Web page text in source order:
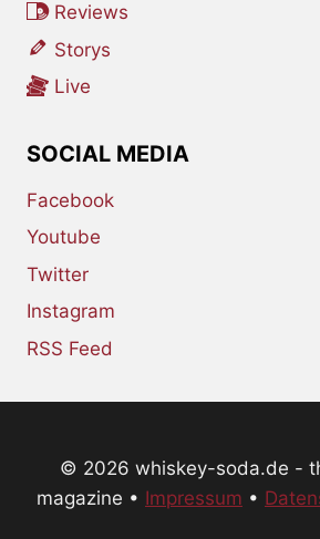
Reviews
Storys
Live
SOCIAL MEDIA
Facebook
Youtube
Twitter
Instagram
RSS Feed
© 2026 whiskey-soda.de -
magazine • Impressum •